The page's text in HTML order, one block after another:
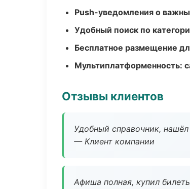
Push-уведомления о
Удобный поиск по
Бесплатное размещение
Мультиплатформенность:
Отзывы клиентов
Удобный справочник,
— Клиент компании
Афиша полная, купил